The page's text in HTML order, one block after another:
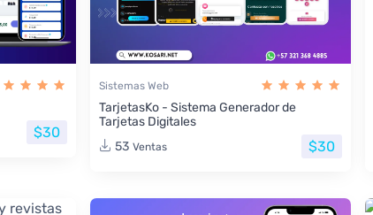
$30
Sistemas Web
TarjetasKo - Sistema Generador de
Tarjetas Digitales
53 Ventas $30